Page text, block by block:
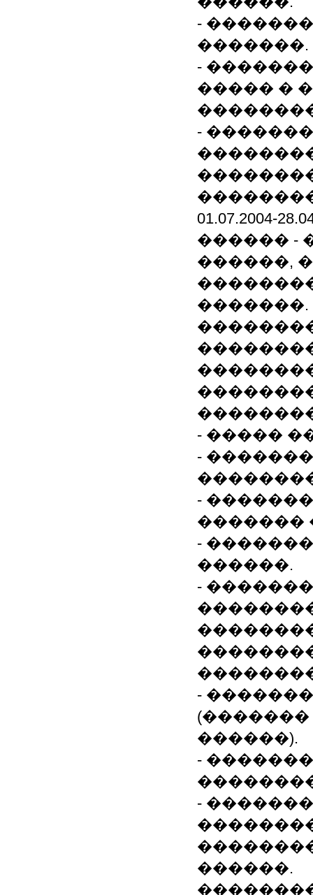
-
�������.
-
����� �
-
01.07.2004-
������ -
������,
�������.
- �����
-
-
�������
-
������.
-
-
������).
-
-
������.